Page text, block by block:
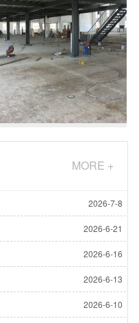
MORE +
2026-7-8
2026-6-21
2026-6-16
2026-6-13
2026-6-10